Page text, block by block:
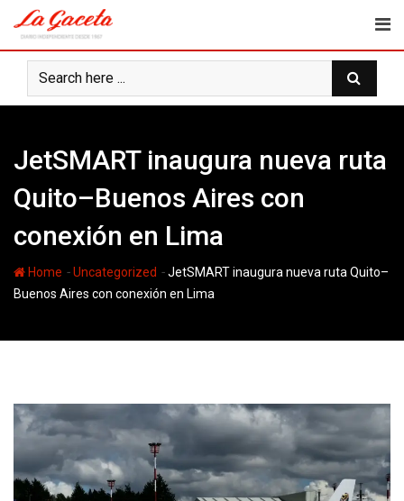
content
JetSMART inaugura nueva ruta
Quito–Buenos Aires con
conexión en Lima
Home -Uncategorized -JetSMART inaugura nueva ruta Quito–
Buenos Aires con conexión en Lima